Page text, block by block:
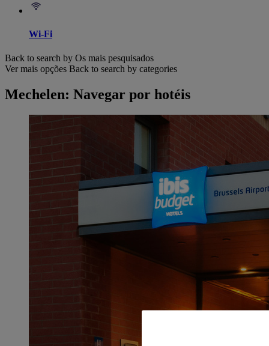
Wi-Fi
Back to search by Os mais pesquisados
Ver mais opções Back to search by categories
Mechelen: Navegar por hotéis